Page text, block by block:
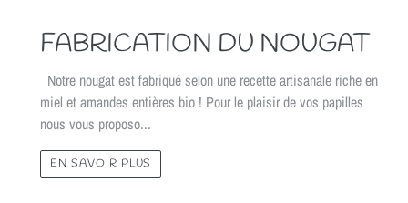
FABRICATION DU NOUGAT
Notre nougat est fabriqué selon une recette artisanale riche en
miel et amandes entières bio ! Pour le plaisir de vos papilles
nous vous proposo...
EN SAVOIR PLUS